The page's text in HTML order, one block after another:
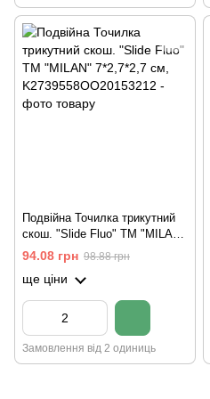
Подвійна Точилка трикутний
скош. "Slide Fluo" ТМ "MILAN"
7*2,7*2,7 см
94.08 грн 98.88 грн
ще ціни
Замовлення від 2 одиниць